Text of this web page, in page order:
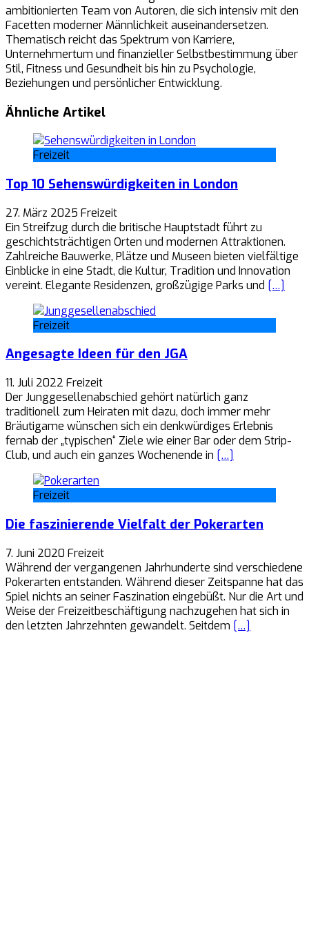
ambitionierten Team von Autoren, die sich intensiv mit den
Facetten moderner Männlichkeit auseinandersetzen.
Thematisch reicht das Spektrum von Karriere,
Unternehmertum und finanzieller Selbstbestimmung über
Stil, Fitness und Gesundheit bis hin zu Psychologie,
Beziehungen und persönlicher Entwicklung.
Ähnliche Artikel
Freizeit
Top 10 Sehenswürdigkeiten in London
27. März 2025 Freizeit
Ein Streifzug durch die britische Hauptstadt führt zu
geschichtsträchtigen Orten und modernen Attraktionen.
Zahlreiche Bauwerke, Plätze und Museen bieten vielfältige
Einblicke in eine Stadt, die Kultur, Tradition und Innovation
vereint. Elegante Residenzen, großzügige Parks und […]
Freizeit
Angesagte Ideen für den JGA
11. Juli 2022 Freizeit
Der Junggesellenabschied gehört natürlich ganz
traditionell zum Heiraten mit dazu, doch immer mehr
Bräutigame wünschen sich ein denkwürdiges Erlebnis
fernab der „typischen“ Ziele wie einer Bar oder dem Strip-
Club, und auch ein ganzes Wochenende in […]
Freizeit
Die faszinierende Vielfalt der Pokerarten
7. Juni 2020 Freizeit
Während der vergangenen Jahrhunderte sind verschiedene
Pokerarten entstanden. Während dieser Zeitspanne hat das
Spiel nichts an seiner Faszination eingebüßt. Nur die Art und
Weise der Freizeitbeschäftigung nachzugehen hat sich in
den letzten Jahrzehnten gewandelt. Seitdem […]